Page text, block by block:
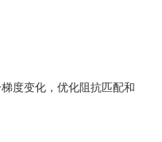
度变化，优化阻抗匹配和